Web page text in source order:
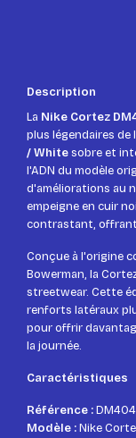
Description
La Nike Cortez
plus légendaires de
/ Whitesobre et
l'ADN du modèle
d'améliorations au
empeigne en cuir
contrastant,
Conçue à l'origine
Bowerman, la
streetwear. Cette
renforts latéraux
pour offrir
la journée.
Caractéristiques
Référence :
Modèle :Nike